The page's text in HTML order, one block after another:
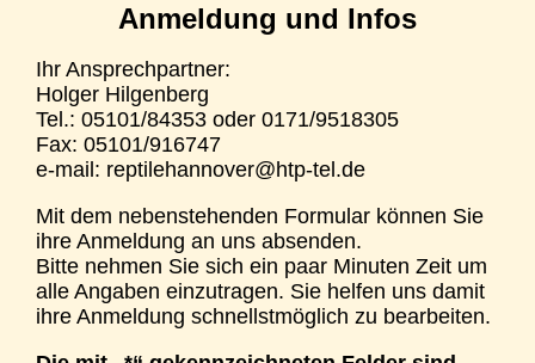
Anmeldung und Infos
Ihr Ansprechpartner:
Holger Hilgenberg
Tel.: 05101/84353 oder 0171/9518305
Fax: 05101/916747
e-mail: reptilehannover@htp-tel.de
Mit dem nebenstehenden Formular können Sie
ihre Anmeldung an uns absenden.
Bitte nehmen Sie sich ein paar Minuten Zeit um
alle Angaben einzutragen. Sie helfen uns damit
ihre Anmeldung schnellstmöglich zu bearbeiten.